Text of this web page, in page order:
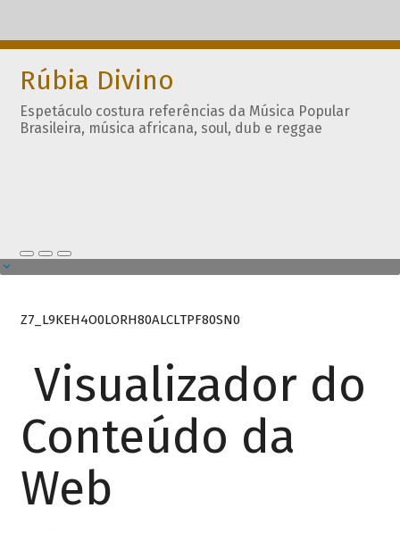
Rúbia Divino
Espetáculo costura referências da Música Popular
Brasileira, música africana, soul, dub e reggae
Z7_L9KEH4O0LORH80ALCLTPF80SN0
Visualizador do
Conteúdo da
Web